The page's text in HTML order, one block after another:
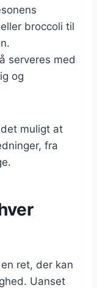
broccoli til
serveres med
og
muligt at
fra
ret, der kan
Uanset